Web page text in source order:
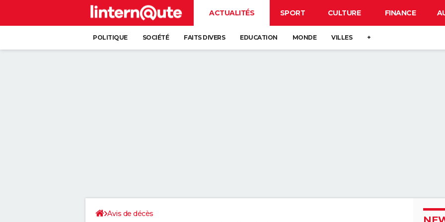
ACTUALITÉS SPORT CULTURE FINANCE
POLITIQUE SOCIÉTÉ FAITS DIVERS EDUCATION MONDE VILLES +
Avis de décès